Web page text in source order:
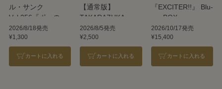
ル・サンク
Vol.256『ポーの一
族』＜雪組＞
2026/8/18発売
¥1,300
カートに入れる
【通常版】
TAKARAZUKA
REVUE 2026
2026/8/5発売
¥2,500
カートに入れる
『EXCITER!!』 Blu-
ray BOX
2026/10/17発売
¥15,400
カートに入れる